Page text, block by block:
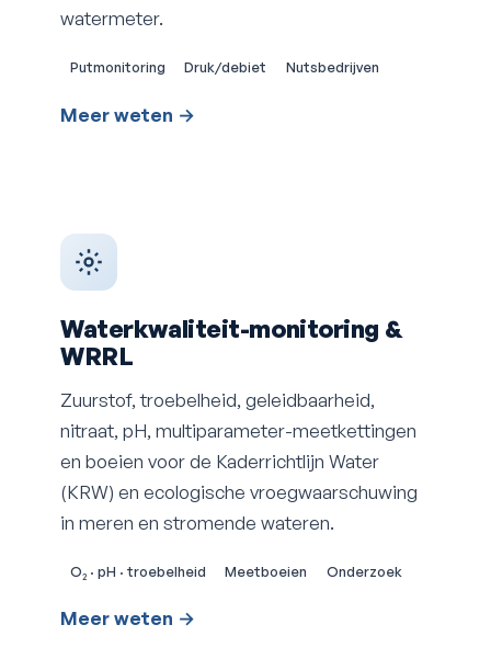
watermeter.
Putmonitoring Druk/debiet Nutsbedrijven
Meer weten →
Waterkwaliteit-monitoring &
WRRL
Zuurstof, troebelheid, geleidbaarheid,
nitraat, pH, multiparameter-meetkettingen
en boeien voor de Kaderrichtlijn Water
(KRW) en ecologische vroegwaarschuwing
in meren en stromende wateren.
O₂ · pH · troebelheid Meetboeien Onderzoek
Meer weten →